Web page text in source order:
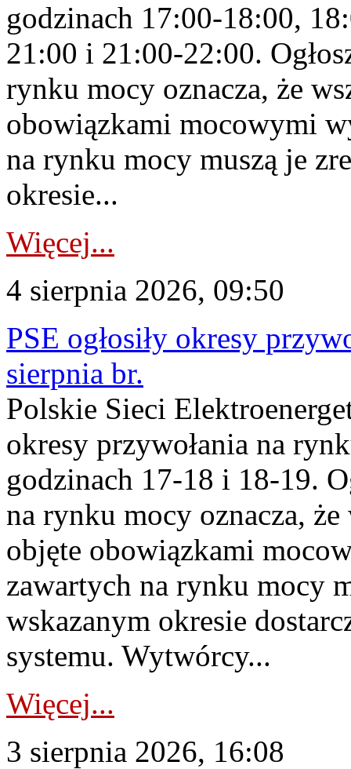
godzinach 17:00-18:00,
21:00 i 21:00-22:00.
rynku mocy oznacza, że
obowiązkami mocowymi
na rynku mocy muszą je
okresie...
Więcej...
4 sierpnia 2026, 09:50
PSE ogłosiły okresy
sierpnia br.
Polskie Sieci
okresy przywołania na
godzinach 17-18 i 18-19.
na rynku mocy oznacza,
objęte obowiązkami
zawartych na rynku mocy
wskazanym okresie
systemu. Wytwórcy...
Więcej...
3 sierpnia 2026, 16:08